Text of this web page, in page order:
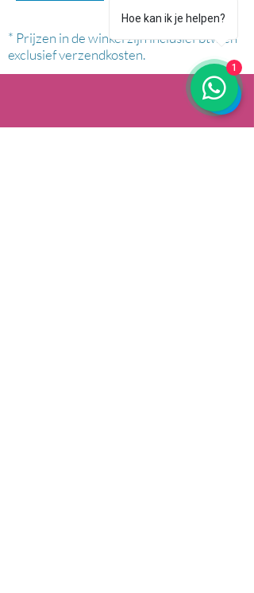
* Prijzen in de winkel zijn inclusief btw en
exclusief verzendkosten.
Hoe kan ik je helpen?
1